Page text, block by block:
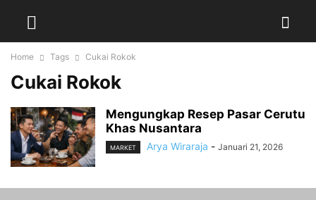
Home Tags Cukai Rokok
Cukai Rokok
Mengungkap Resep Pasar Cerutu
Khas Nusantara
MARKET Arya Wiraraja - Januari 21, 2026